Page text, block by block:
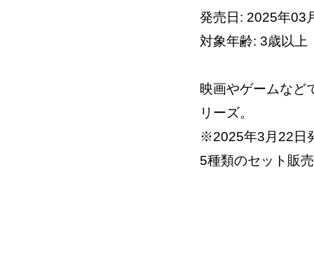
発売日: 2025年03
対象年齢: 3歳以上
映画やゲームなど
リーズ。
※2025年3月22日
5種類のセット販